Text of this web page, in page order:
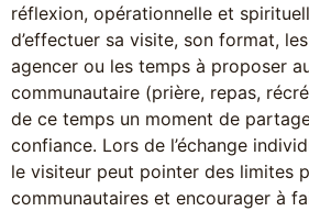
réflexion, opérationnelle et
d’effectuer sa visite, son format,
agencer ou les temps à proposer
communautaire (prière, repas,
de ce temps un moment de
confiance. Lors de l’échange
le visiteur peut pointer des limites
communautaires et encourager à